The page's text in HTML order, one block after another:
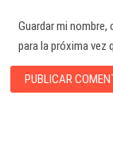
Guardar mi
para la próxima vez